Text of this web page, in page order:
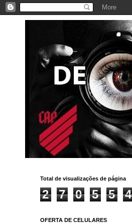
Total de visualizações de página
2 7 0 5 5 4
OFERTA DE CELULARES